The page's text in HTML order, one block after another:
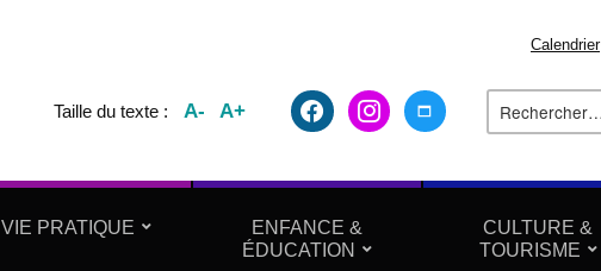
Calendrier
Taille du texte : A- A+ facebook2instagrammaximize
VIE PRATIQUE
ENFANCE &
ÉDUCATION
CULTURE &
TOURISME